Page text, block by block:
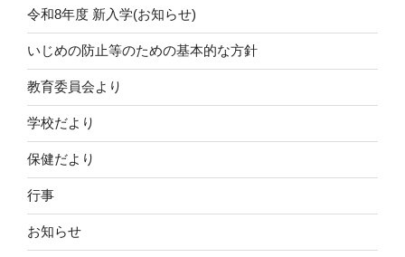
ン
令和8年度 新入学(お知らせ)
いじめの防止等のための基本的な方針
教育委員会より
学校だより
保健だより
行事
お知らせ